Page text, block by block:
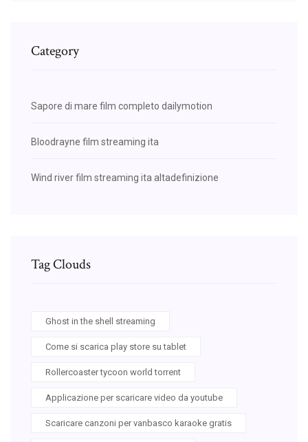
Category
Sapore di mare film completo dailymotion
Bloodrayne film streaming ita
Wind river film streaming ita altadefinizione
Tag Clouds
Ghost in the shell streaming
Come si scarica play store su tablet
Rollercoaster tycoon world torrent
Applicazione per scaricare video da youtube
Scaricare canzoni per vanbasco karaoke gratis